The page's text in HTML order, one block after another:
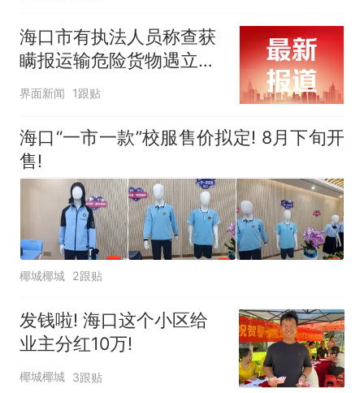
海口市有执法人员称查获
瞒报运输危险货物遇立案
难，官方回应
界面新闻 1跟贴
海口“一市一款”校服售价拟定! 8月下旬开
售!
椰城椰城 2跟贴
发钱啦! 海口这个小区给
业主分红10万!
椰城椰城 3跟贴